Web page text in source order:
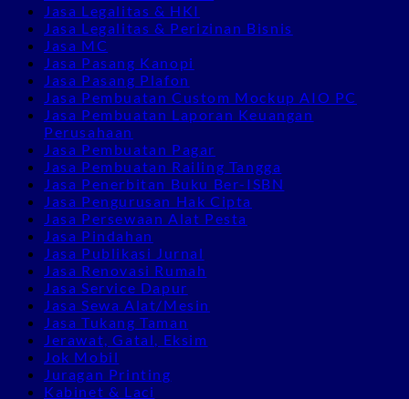
Jasa Legalitas & HKI
Jasa Legalitas & Perizinan Bisnis
Jasa MC
Jasa Pasang Kanopi
Jasa Pasang Plafon
Jasa Pembuatan Custom Mockup AIO PC
Jasa Pembuatan Laporan Keuangan
Perusahaan
Jasa Pembuatan Pagar
Jasa Pembuatan Railing Tangga
Jasa Penerbitan Buku Ber-ISBN
Jasa Pengurusan Hak Cipta
Jasa Persewaan Alat Pesta
Jasa Pindahan
Jasa Publikasi Jurnal
Jasa Renovasi Rumah
Jasa Service Dapur
Jasa Sewa Alat/Mesin
Jasa Tukang Taman
Jerawat, Gatal, Eksim
Jok Mobil
Juragan Printing
Kabinet & Laci